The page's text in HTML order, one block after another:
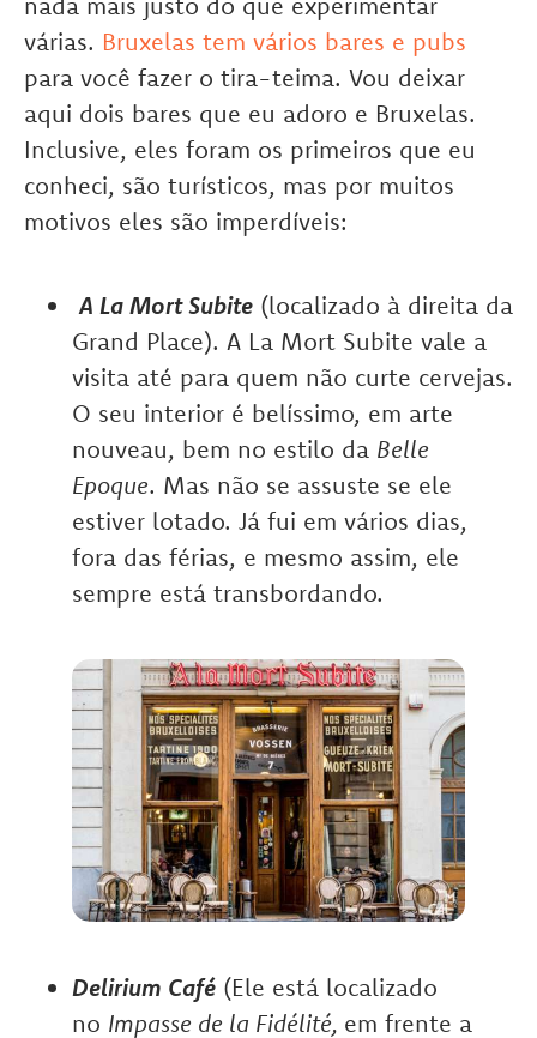
várias. Bruxelas tem vários bares e pubs
para você fazer o tira-teima. Vou deixar
aqui dois bares que eu adoro e Bruxelas.
Inclusive, eles foram os primeiros que eu
conheci, são turísticos, mas por muitos
motivos eles são imperdíveis:
A La Mort Subite (localizado à direita da
Grand Place). A La Mort Subite vale a
visita até para quem não curte cervejas.
O seu interior é belíssimo, em arte
nouveau, bem no estilo da Belle
Epoque. Mas não se assuste se ele
estiver lotado. Já fui em vários dias,
fora das férias, e mesmo assim, ele
sempre está transbordando.
Delirium Café (Ele está localizado
no Impasse de la Fidélité, em frente a